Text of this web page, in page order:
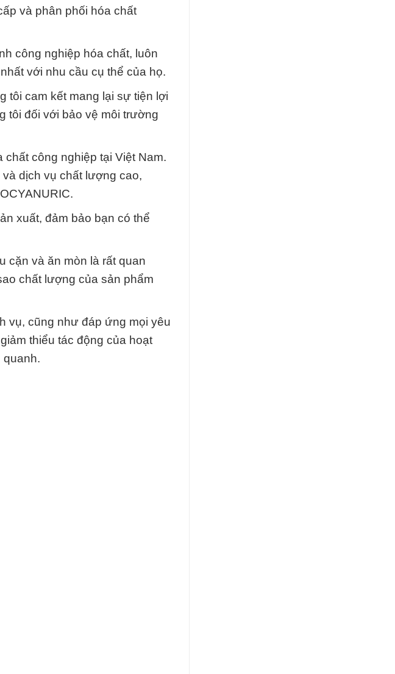
và phân phối hóa chất
công nghiệp hóa chất, luôn
với nhu cầu cụ thể của họ.
tôi cam kết mang lại sự tiện lợi
tôi đối với bảo vệ môi trường
công nghiệp tại Việt Nam.
dịch vụ chất lượng cao,
xuất, đảm bảo bạn có thể
cặn và ăn mòn là rất quan
chất lượng của sản phẩm
vụ, cũng như đáp ứng mọi yêu
thiểu tác động của hoạt
quanh.